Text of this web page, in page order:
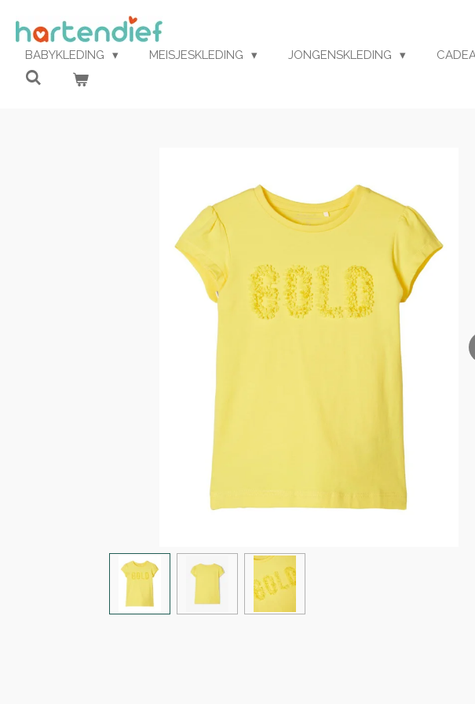
direct
naar
hoofdinhoud
BABYKLEDING MEISJESKLEDING JONGENSKLEDING